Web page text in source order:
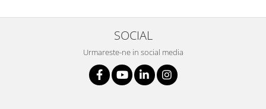
SOCIAL
Urmareste-ne in social media